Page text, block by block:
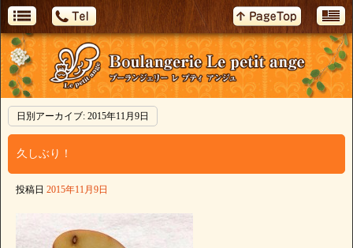
日別アーカイブ: 2015年11月9日
久しぶり！
投稿日 2015年11月9日